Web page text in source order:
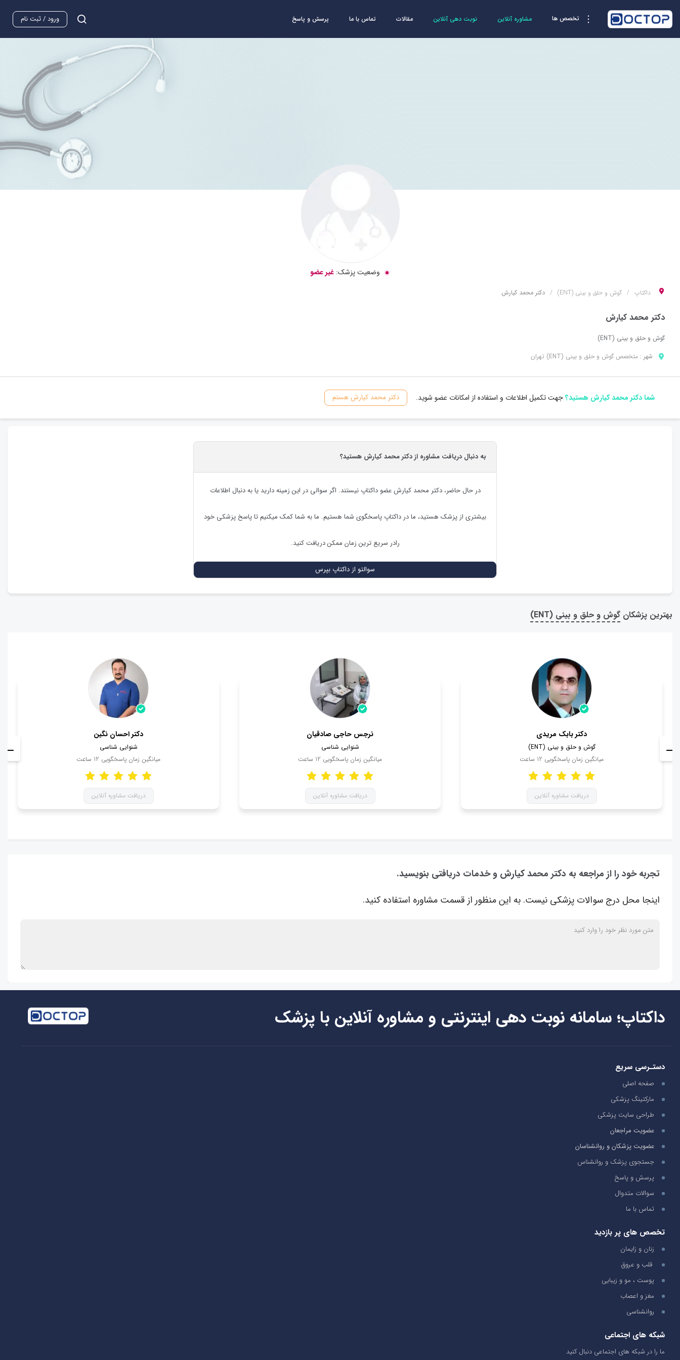
تخصص ها مشاوره آنلاین نوبت دهی آنلاین مقالات تماس با ما پرسش و پاسخ ورود / ثبت نام
وضعیت پزشک: غیر عضو
داکتاپ گوش و حلق و بینی (ENT) دکتر محمد کیارش
دکتر محمد کیارش
گوش و حلق و بینی (ENT)
شهر : متخصص گوش و حلق و بینی (ENT) تهران
شما دکتر محمد کیارش هستید؟جهت تکمیل اطلاعات و استفاده از امکانات عضو شوید. دکتر محمد کیارش هستم
به دنبال دریافت مشاوره از دکتر محمد کیارش هستید؟
در حال حاضر،دکتر محمد کیارشعضو داکتاپ نیستند. اگر سوالی در این زمینه دارید یا به دنبال اطلاعات
بیشتری از پزشک هستید، ما در داکتاپ پاسخگوی شما هستیم. ما به شما کمک میکنیم تا پاسخ پزشکی خود
رادر سریع ترین زمان ممکن دریافت کنید.
سوالتو از داکتاپ بپرس
بهترین پزشکان گوش و حلق و بینی (ENT)
دکتر احسان نگین
شنوایی شناسی
میانگین زمان پاسخگویی 12 ساعت
دریافت مشاوره آنلاین
نرجس حاجی صادقیان
شنوایی شناسی
میانگین زمان پاسخگویی 12 ساعت
دریافت مشاوره آنلاین
دکتر بابک مریدی
گوش و حلق و بینی (ENT)
میانگین زمان پاسخگویی 12 ساعت
دریافت مشاوره آنلاین
تجربه خود را از مراجعه به دکتر محمد کیارش و خدمات دریافتی بنویسید.
اینجا محل درج سوالات پزشکی نیست. به این منظور از قسمت مشاوره استفاده کنید.
داکتاپ؛ سامانه نوبت دهی اینترنتی و مشاوره آنلاین با پزشک
دستـرسی سریع
صفحه اصلی
مارکتینگ پزشکی
طراحی سایت پزشکی
عضویت مراجعان
عضویت پزشکان و روانشناسان
جستجوی پزشک و روانشناس
پرسش و پاسخ
سوالات متدوال
تماس با ما
تخصص های پر بازدید
زنان و زایمان
قلب و عروق
پوست ، مو و زیبایی
مغز و اعصاب
روانشناسی
شبکه های اجتماعی
ما را در شبکه های اجتماعی دنبال کنید